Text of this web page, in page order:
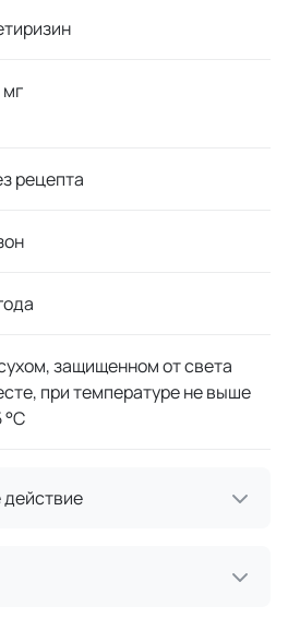
мг
рецепта
защищенном от света
при температуре не выше
°C